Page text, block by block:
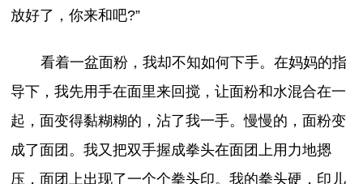
放好了，你来和吧?”
看着一盆面粉，我却不知如何下手。在妈妈的指
导下，我先用手在面里来回搅，让面粉和水混合在一
起，面变得黏糊糊的，沾了我一手。慢慢的，面粉变
成了面团。我又把双手握成拳头在面团上用力地摁
压，面团上出现了一个个拳头印。我的拳头硬，印儿